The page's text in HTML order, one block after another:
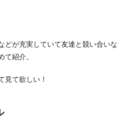
どが充実していて友達と競い合いな
紹介。
見て欲しい！